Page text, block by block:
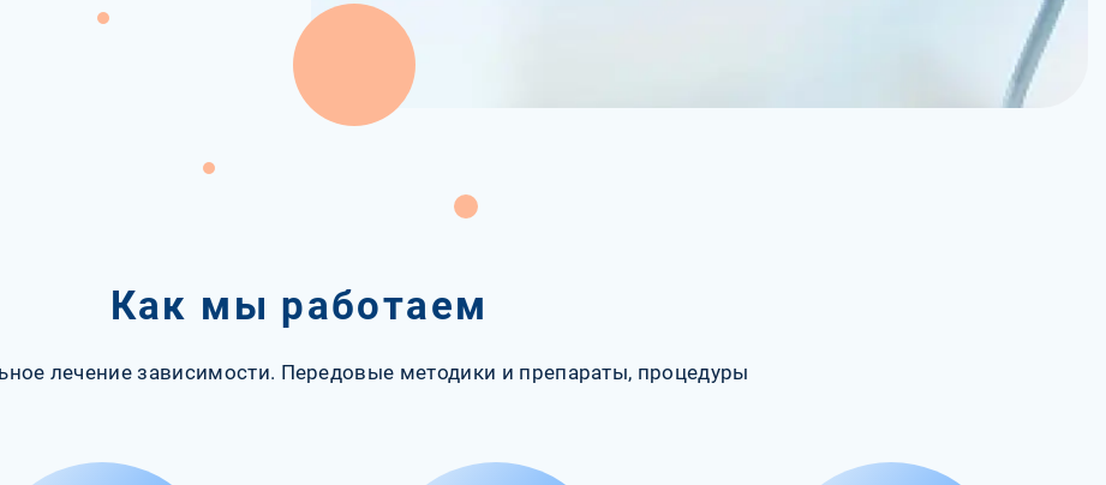
Как мы работаем
лечение зависимости. Передовые методики и препараты, процедуры